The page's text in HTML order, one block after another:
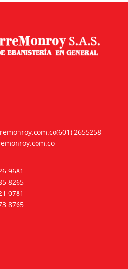
(601) 2655258
9681
8265
0781
8765